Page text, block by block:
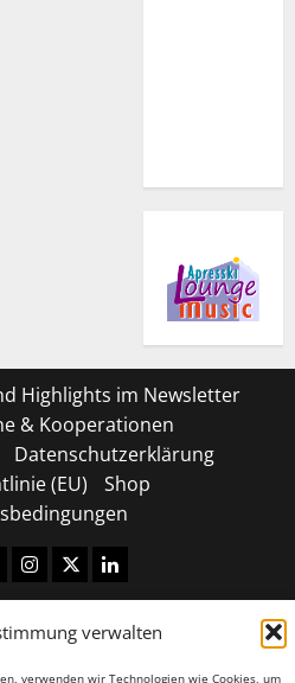
verwalten
verwenden wir Technologien wie Cookies, um
Highlights im Newsletter
& Kooperationen
Datenschutzerklärung
(EU)
Shop
Instagram
X LinkedIN
reserved.|MoreNews
by